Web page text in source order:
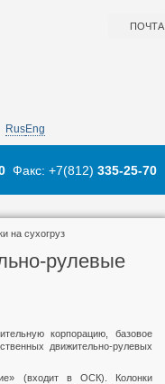
ПОЧТА
RusEng
Факс: +7(812) 335-25-70
на сухогруз
рулевые
корпорацию, базовое
движительно-рулевых
(входит в ОСК). Колонки